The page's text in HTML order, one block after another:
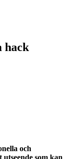
hack
och
som kan